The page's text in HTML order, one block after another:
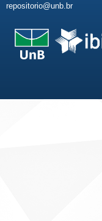
repositorio@unb.br